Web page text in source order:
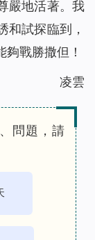
嚴地活著。我
和試探臨到，
戰勝撒但！
凌雲
問題，請